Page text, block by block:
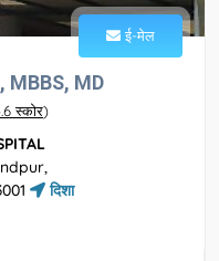
ई-मेल
MBBS, MD
स्कोर)
दिशा